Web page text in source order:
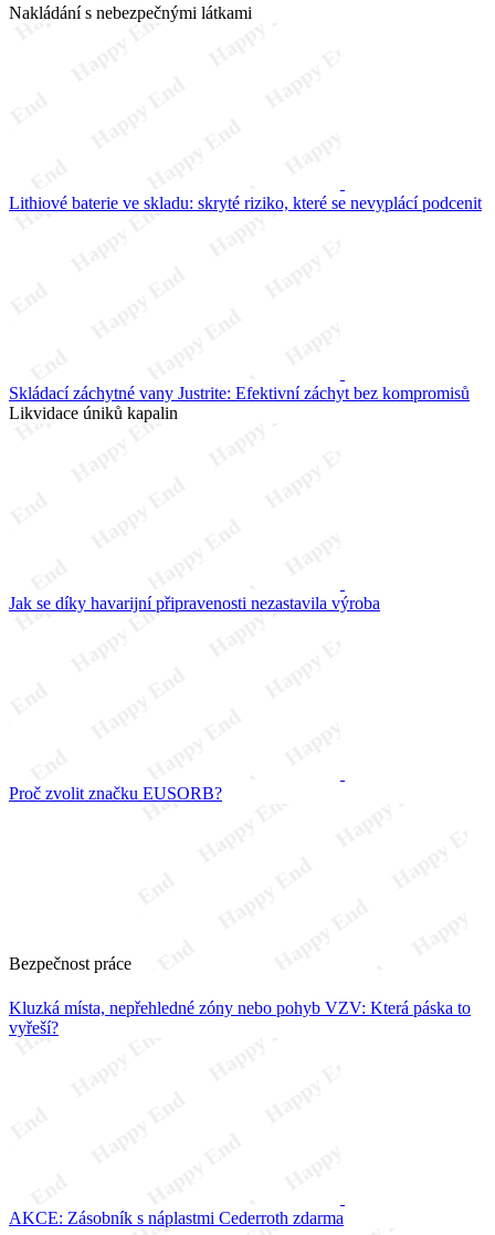
Nakládání s nebezpečnými látkami
Lithiové baterie ve skladu: skryté riziko, které se nevyplácí podcenit
Skládací záchytné vany Justrite: Efektivní záchyt bez kompromisů
Likvidace úniků kapalin
Jak se díky havarijní připravenosti nezastavila výroba
Proč zvolit značku EUSORB?
Bezpečnost práce
Kluzká místa, nepřehledné zóny nebo pohyb VZV: Která páska to
vyřeší?
AKCE: Zásobník s náplastmi Cederroth zdarma